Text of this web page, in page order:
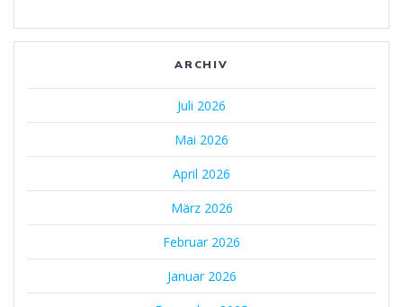
ARCHIV
Juli 2026
Mai 2026
April 2026
März 2026
Februar 2026
Januar 2026